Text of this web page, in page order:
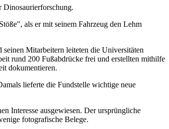
Dinosaurierforschung.
als er mit seinem Fahrzeug den Lehm
Mitarbeitern leiteten die Universitäten
rund 200 Fußabdrücke frei und erstellten mithilfe
dokumentieren.
lieferte die Fundstelle wichtige neue
Interesse ausgewiesen. Der ursprüngliche
fotografische Belege.